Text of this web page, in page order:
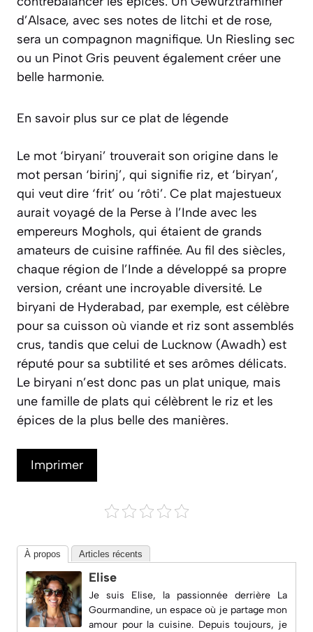
d’Alsace, avec ses notes de litchi et de rose,
sera un compagnon magnifique. Un Riesling sec
ou un Pinot Gris peuvent également créer une
belle harmonie.
En savoir plus sur ce plat de légende
Le mot ‘biryani’ trouverait son origine dans le
mot persan ‘birinj’, qui signifie riz, et ‘biryan’,
qui veut dire ‘frit’ ou ‘rôti’. Ce plat majestueux
aurait voyagé de la Perse à l’Inde avec les
empereurs Moghols, qui étaient de grands
amateurs de cuisine raffinée. Au fil des siècles,
chaque région de l’Inde a développé sa propre
version, créant une incroyable diversité. Le
biryani de Hyderabad, par exemple, est célèbre
pour sa cuisson où viande et riz sont assemblés
crus, tandis que celui de Lucknow (Awadh) est
réputé pour sa subtilité et ses arômes délicats.
Le biryani n’est donc pas un plat unique, mais
une famille de plats qui célèbrent le riz et les
épices de la plus belle des manières.
Imprimer
À propos Articles récents
Elise
Je suis Elise, la passionnée derrière La
Gourmandine, un espace où je partage mon
amour pour la cuisine. Depuis toujours, je